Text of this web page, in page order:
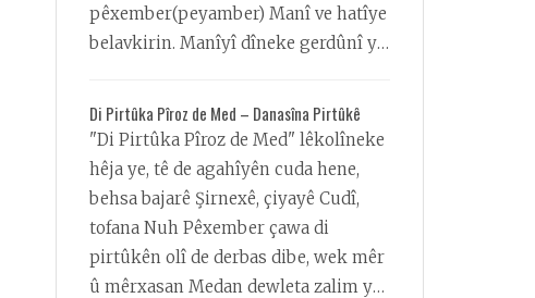
pêxember(peyamber) Manî ve hatîye
belavkirin. Manîyî dîneke gerdûnî ye,
wan biparêze. Manî yê weke
Peyamnêrê Ronahiyê jî hatîye
binavkirin, di derbarê felsefe û
ramanê xwe de pirtûk nivîsandine,
wêne çêkirine, ji bo belavkirina vî
dînî alîgêrên xwe şandîne gelek
Di Pirtûka Pîroz de Med – Danasîna Pirtûkê
"Di Pirtûka Pîroz de Med" lêkolîneke
hêja ye, tê de agahîyên cuda hene,
behsa bajarê Şirnexê, çiyayê Cudî,
tofana Nuh Pêxember çawa di
pirtûkên olî de derbas dibe, wek mêr
û mêrxasan Medan dewleta zalim ya